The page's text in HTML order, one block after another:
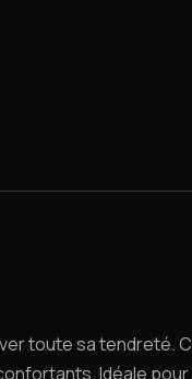
toute sa tendreté.
Idéale